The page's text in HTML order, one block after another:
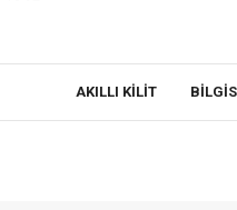
AKILLI KİLİT